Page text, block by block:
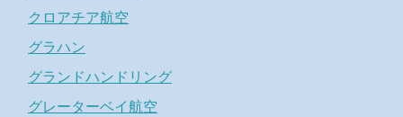
クロアチア航空
グラハン
グランドハンドリング
グレーターベイ航空